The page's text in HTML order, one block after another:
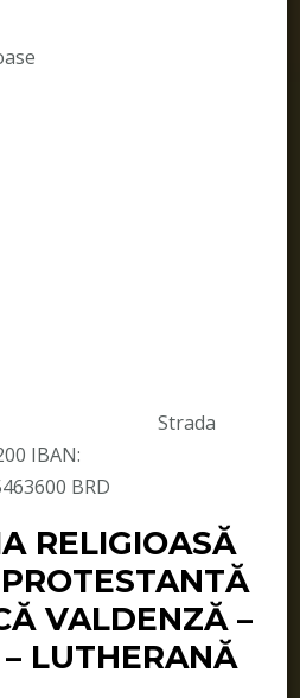
Strada
IBAN:
BRD
RELIGIOASĂ
VALDENZĂ –
LUTHERANĂ